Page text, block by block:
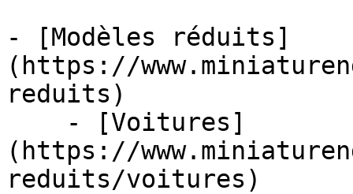
- [Modèles réduits]
(https://
reduits)
(https://
reduits/voitures)